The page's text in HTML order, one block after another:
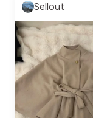
Sellout